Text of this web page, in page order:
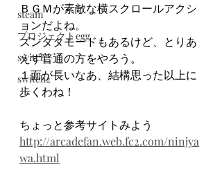
steam
プロジェクトegg
switch
switch2
ＢＧＭが素敵な横スクロールアクシ
ョンだよね。
ズンタタモードもあるけど、とりあ
えず普通の方をやろう。
１面が長いなあ、結構思った以上に
歩くわね！
ちょっと参考サイトみよう
http://arcadefan.web.fc2.com/ninjya
wa.html